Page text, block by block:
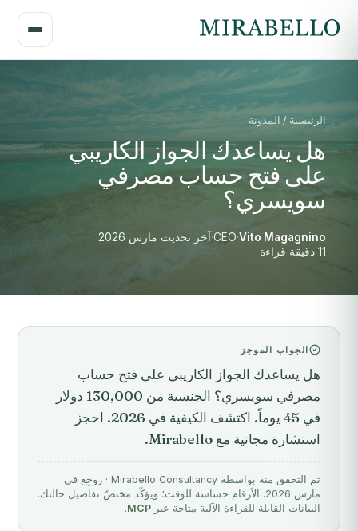
الرئيسية / المدونة
هل يساعدك الجواز الكاريبي
على فتح حساب مصرفي
سويسري؟
Vito Magagnino
·
CEO
·آخر تحديث مارس 2026
·
11 دقيقة قراءة
الجواب الموجز
هل يساعدك الجواز الكاريبي على فتح حساب
مصرفي سويسري؟ الجنسية من 130,000 دولار
في 45 يوماً. اكتشف الكيفية في 2026. احجز
استشارة مجانية مع Mirabello.
تم التحقق منه بواسطة Mirabello Consultancy · روجِع في
مارس 2026. الأرقام حساسة للوقت؛ ويؤكّد مختصّ تفاصيل حالتك.
البيانات القابلة للقراءة الآلية متاحة عبر MCP
.